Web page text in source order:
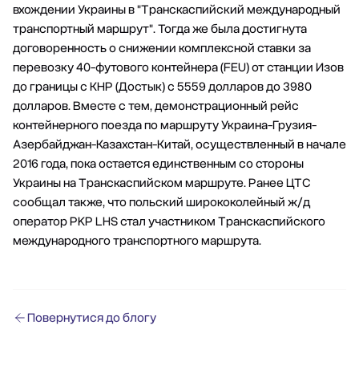
вхождении Украины в "Транскаспийский международный
транспортный маршрут". Тогда же была достигнута
договоренность о снижении комплексной ставки за
перевозку 40-футового контейнера (FEU) от станции Изов
до границы с КНР (Достык) с 5559 долларов до 3980
долларов. Вместе с тем, демонстрационный рейс
контейнерного поезда по маршруту Украина-Грузия-
Азербайджан-Казахстан-Китай, осуществленный в начале
2016 года, пока остается единственным со стороны
Украины на Транскаспийском маршруте. Ранее ЦТС
сообщал также, что польский ширококолейный ж/д
оператор PKP LHS стал участником Транскаспийского
международного транспортного маршрута.
Повернутися до блогу